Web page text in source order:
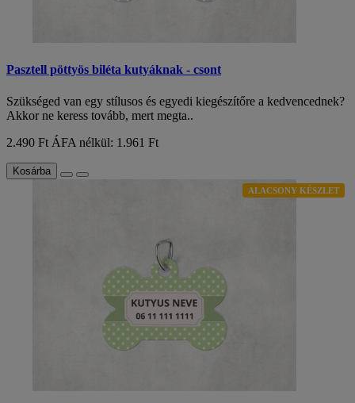
Pasztell pöttyös biléta kutyáknak - csont
Szükséged van egy stílusos és egyedi kiegészítőre a kedvencednek?
Akkor ne keress tovább, mert megta..
2.490 Ft ÁFA nélkül: 1.961 Ft
Kosárba
ALACSONY KÉSZLET